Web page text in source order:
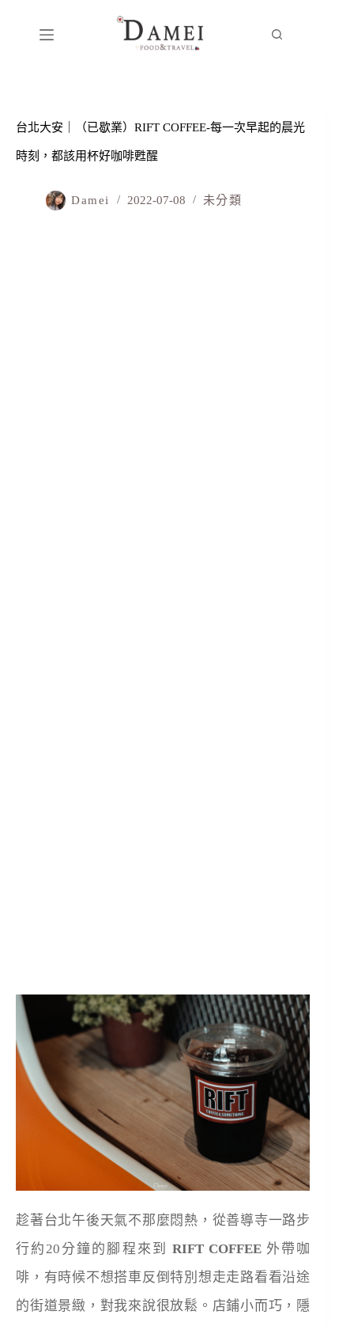
台北大安｜（已歇業）RIFT COFFEE-每一次早起的晨光
時刻，都該用杯好咖啡甦醒
Damei 2022-07-08 未分類
趁著台北午後天氣不那麼悶熱，從善導寺一路步
行約20分鐘的腳程來到 RIFT COFFEE外帶咖
啡，有時候不想搭車反倒特別想走走路看看沿途
的街道景緻，對我來說很放鬆。店鋪小而巧，隱